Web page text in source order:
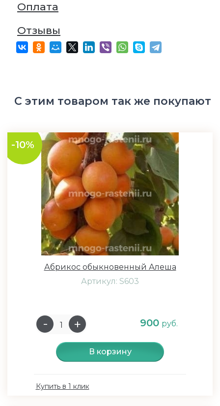
Оплата
Отзывы
С этим товаром так же покупают
-10%
Абрикос обыкновенный Алеша
Артикул: S603
900 руб.
В корзину
Купить в 1 клик